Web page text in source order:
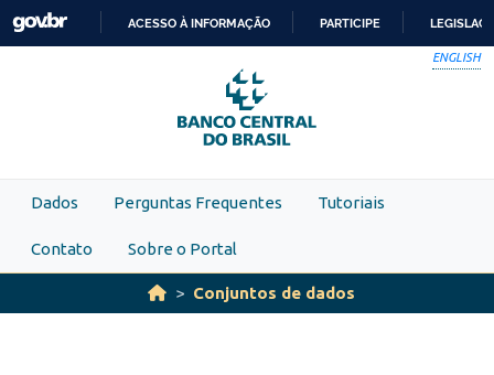
Skip to main content
PARA
O
CONTEÚDO
ACESSO À INFORMAÇÃO PARTICIPE
ENGLISH
Dados Perguntas Frequentes Tutoriais
Contato Sobre o Portal
Conjuntos de dados